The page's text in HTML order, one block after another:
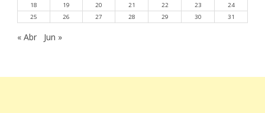
18
19 20 21 22 23
24
25
26 27 28 29 30 31
« Abr Jun »